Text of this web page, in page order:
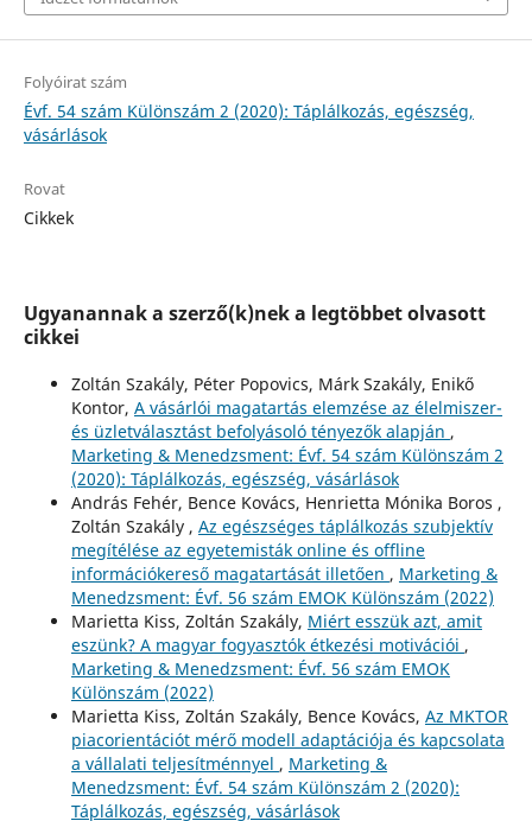
Folyóirat szám
Évf. 54 szám Különszám 2 (2020): Táplálkozás, egészség,
vásárlások
Rovat
Cikkek
Ugyanannak a szerző(k)nek a legtöbbet olvasott
cikkei
Zoltán Szakály, Péter Popovics, Márk Szakály, Enikő
Kontor, A vásárlói magatartás elemzése az élelmiszer-
és üzletválasztást befolyásoló tényezők alapján ,
Marketing & Menedzsment: Évf. 54 szám Különszám 2
(2020): Táplálkozás, egészség, vásárlások
András Fehér, Bence Kovács, Henrietta Mónika Boros ,
Zoltán Szakály , Az egészséges táplálkozás szubjektív
megítélése az egyetemisták online és offline
információkereső magatartását illetően , Marketing &
Menedzsment: Évf. 56 szám EMOK Különszám (2022)
Marietta Kiss, Zoltán Szakály, Miért esszük azt, amit
eszünk? A magyar fogyasztók étkezési motivációi ,
Marketing & Menedzsment: Évf. 56 szám EMOK
Különszám (2022)
Marietta Kiss, Zoltán Szakály, Bence Kovács, Az MKTOR
piacorientációt mérő modell adaptációja és kapcsolata
a vállalati teljesítménnyel , Marketing &
Menedzsment: Évf. 54 szám Különszám 2 (2020):
Táplálkozás, egészség, vásárlások